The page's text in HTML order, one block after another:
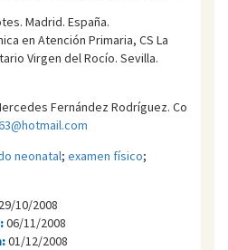
Madrid. España.
en Atención Primaria, CS La
Virgen del Rocí­o. Sevilla.
Fernández Rodríguez. Co
neonatal; examen físico;
29/10/2008
06/11/2008
01/12/2008